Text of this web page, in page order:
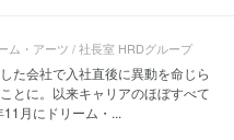
ム・アーツ / 社長室 HRDグループ
た会社で入社直後に異動を命じら
とに。以来キャリアのほぼすべて
月にドリーム・...